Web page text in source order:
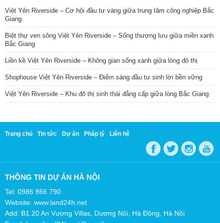
Việt Yên Riverside – Cơ hội đầu tư vàng giữa trung tâm công nghiệp Bắc
Giang
Biệt thự ven sông Việt Yên Riverside – Sống thượng lưu giữa miền xanh
Bắc Giang
Liền kề Việt Yên Riverside – Không gian sống xanh giữa lòng đô thị
Shophouse Việt Yên Riverside – Điểm sáng đầu tư sinh lời bền vững
Việt Yên Riverside – Khu đô thị sinh thái đẳng cấp giữa lòng Bắc Giang
Trang chủ Tin tức Dự án Pháp lý Liên hệ
THÔNG TIN DỰ ÁN HÀ NỘI
Tel: 0986 866 790
Website: www.land24h.net
Add: B1.20 An Vượng Villas, Dương Nội, Hà Đông, Hà Nội